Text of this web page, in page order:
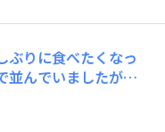
ぶりに食べたくなっ
並んでいましたが、